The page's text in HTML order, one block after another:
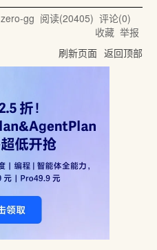
zero-gg 阅读(20405) 评论(0)
收藏 举报
刷新页面 返回顶部